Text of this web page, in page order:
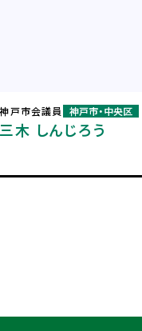
神戸市会議員 神戸市・中央区
三木 しんじろう